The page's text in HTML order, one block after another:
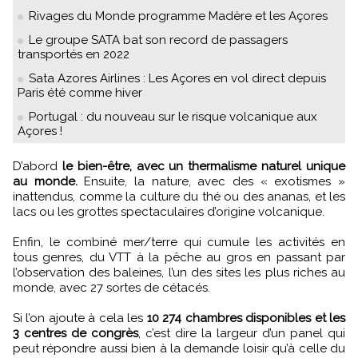
Rivages du Monde programme Madère et les Açores
Le groupe SATA bat son record de passagers
transportés en 2022
Sata Azores Airlines : Les Açores en vol direct depuis
Paris été comme hiver
Portugal : du nouveau sur le risque volcanique aux
Açores !
D’abord le bien-être, avec un thermalisme naturel unique
au monde.Ensuite, la nature, avec des « exotismes »
inattendus, comme la culture du thé ou des ananas, et les
lacs ou les grottes spectaculaires d’origine volcanique.
Enfin, le combiné mer/terre qui cumule les activités en
tous genres, du VTT à la pêche au gros en passant par
l’observation des baleines, l’un des sites les plus riches au
monde, avec 27 sortes de cétacés.
Si l’on ajoute à cela les 10 274 chambres disponibles et les
3 centres de congrès, c’est dire la largeur d’un panel qui
peut répondre aussi bien à la demande loisir qu’à celle du